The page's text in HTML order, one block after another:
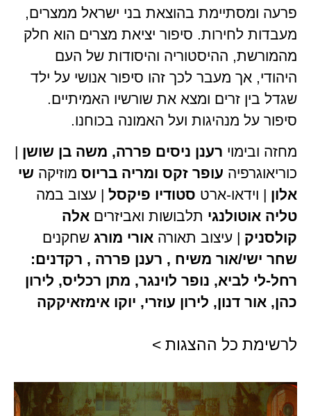
פרעה ומסתיימת בהוצאת בני ישראל ממצרים,
מעבדות לחירות. סיפור יציאת מצרים הוא חלק
מהמורשת, ההיסטוריה והיסודות של העם
היהודי, אך מעבר לכך זהו סיפור אנושי על ילד
שגדל בין זרים ומצא את שורשיו האמיתיים.
סיפור על מנהיגות ועל האמונה בכוחנו.
מחזה ובימוי רענן ניסים פררה, משה בן שושן |
כוריאוגרפיה עופר זקס ומריה בריוס מוזיקה שי
אלון | וידאו-ארט סטודיו פיקסל | עצוב במה
טליה אוטולנגי תלבושות ואביזרים אלה
קולסניק | עיצוב תאורה אורי מורג שחקנים
שחר ישי/אור משיח , רענן פררה , רקדנים:
רחל-לי לביא, נופר לוינגר, מתן רכליס, לירון
כהן, אור דנון, לירון עוזרי, יוקו אימזאיקקה
לרשימת כל ההצגות >